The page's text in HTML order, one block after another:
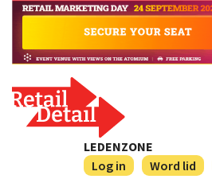
LEDENZONE
Log in
Word lid